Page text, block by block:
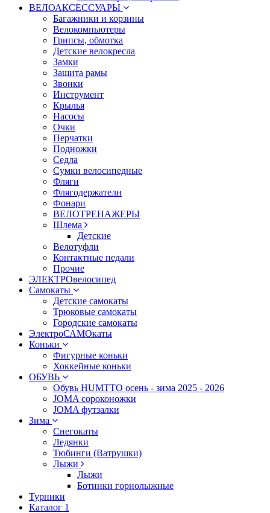
ВЕЛОАКСЕССУАРЫ
Багажники и корзины
Велокомпьютеры
Грипсы, обмотка
Детские велокресла
Замки
Защита рамы
Звонки
Инструмент
Крылья
Насосы
Очки
Перчатки
Подножки
Седла
Сумки велосипедные
Фляги
Флягодержатели
Фонари
ВЕЛОТРЕНАЖЕРЫ
Шлема
Детские
Велотуфли
Контактные педали
Прочие
ЭЛЕКТРОвелосипед
Самокаты
Детские самокаты
Трюковые самокаты
Городские самокаты
ЭлектроСАМОкаты
Коньки
Фигурные коньки
Хоккейные коньки
ОБУВЬ
Обувь HUMTTO осень - зима 2025 - 2026
JOMA сороконожки
JOMA футзалки
Зима
Снегокаты
Ледянки
Тюбинги (Ватрушки)
Лыжи
Лыжи
Ботинки горнолыжные
Турники
Каталог 1